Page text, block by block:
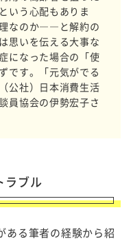
いう心配もありま
なのか――と解約の
思いを伝える大事な
になった場合の「使
です。「元気がでる
公社）日本消費生活
員協会の伊勢宏子さ
ブル
ある筆者の経験から紹